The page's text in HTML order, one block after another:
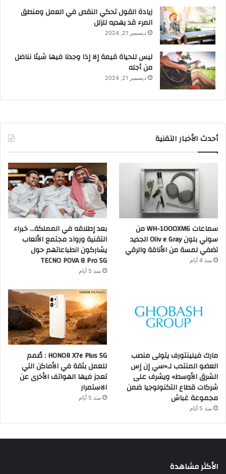
زيادة القول تحكي النقص في العمل ومنطق
المرء قد يهديه للزلل
ديسمبر 21, 2024
ليس للحياة قيمة إلا إذا وجدنا فيها شيئا نناضل
من أجله
ديسمبر 21, 2024
أحدث الأخبار التقنية
سماعات WH-1000XM6 من
سوني بلون Oliv e Gray الجديد
تضفي لمسة من الأناقة والرقي
منذ 4 أيام
بعد إطلاقه في المملكة… خبراء
التقنية ورواد مجتمع الألعاب
يشاركون انطباعاتهم حول
TECNO POVA 8 Pro 5G
منذ 5 أيام
مارك فيلينتورف يتولى منصب
العضو المنتدب لـ«سي إن إس
الشرق الأوسط» ويشرف على
شركات قطاع التكنولوجيا ضمن
مجموعة غباش
منذ 5 أيام
HONOR X7e Plus 5G : صُمم
للعمل بثقة في الأماكن التي
تعجز فيها الهواتف الأخرى عن
الاستمرار
منذ 5 أيام
الأكثر مشاهدة